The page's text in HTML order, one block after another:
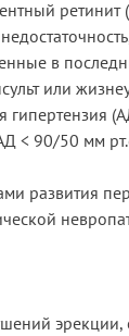
ретинит
в
или
гипертензия
< 90/50 мм
развития